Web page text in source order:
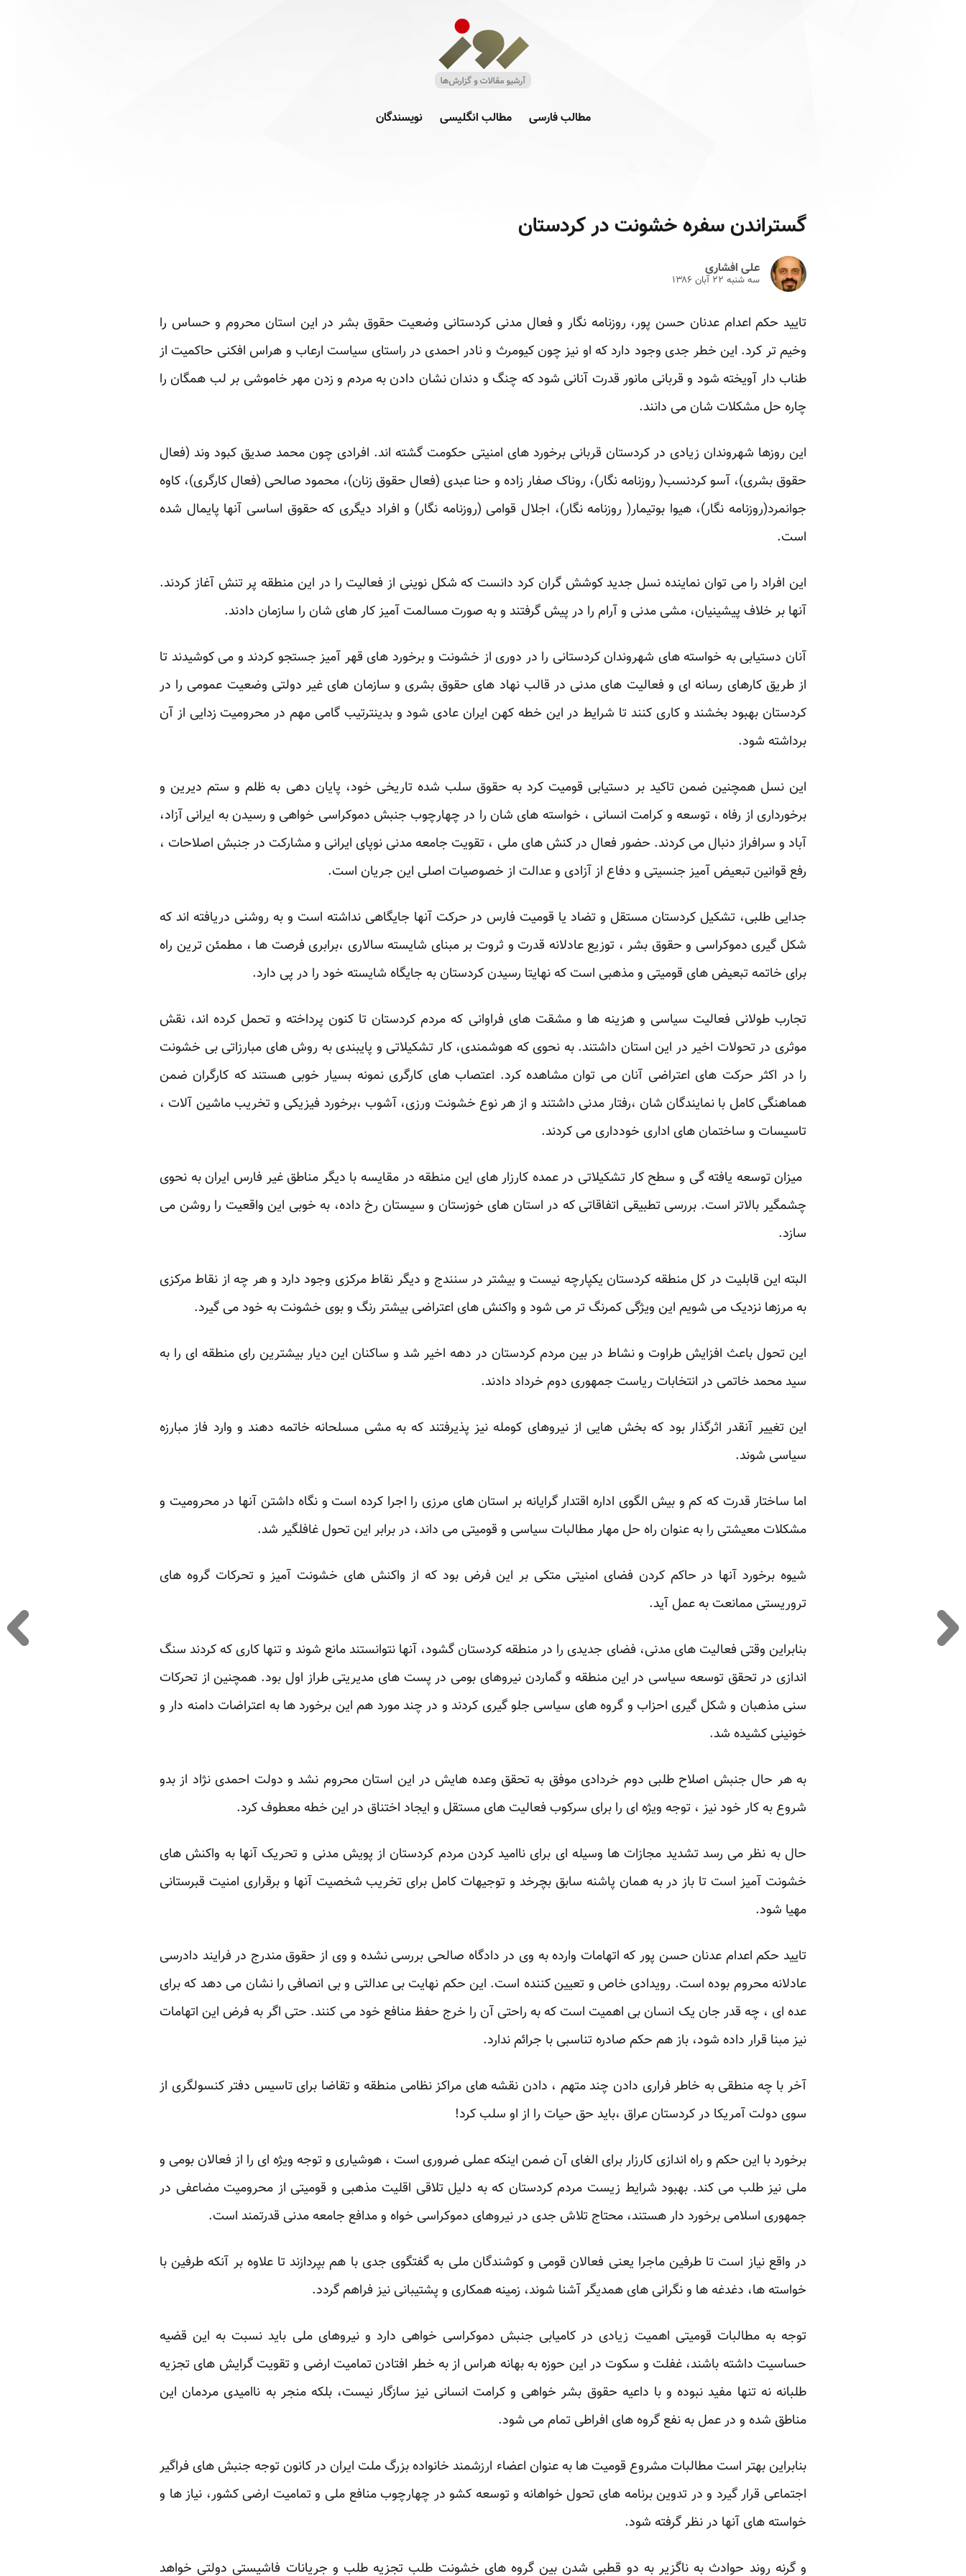
مطالب فارسی مطالب انگلیسی نویسندگان
گستراندن سفره خشونت در کردستان
علی افشاری
سه شنبه ۲۲ آبان ۱۳۸۶
تایید حکم اعدام عدنان حسن پور، روزنامه نگار و فعال مدنی کردستانی وضعیت حقوق بشر در این استان محروم ‏و حساس را
وخیم تر کرد. این خطر جدی وجود دارد که او نیز چون کیومرث و نادر احمدی در راستای سیاست ‏ارعاب و هراس افکنی حاکمیت از
طناب دار آویخته شود و قربانی مانور قدرت آنانی شود که چنگ و دندان نشان ‏دادن به مردم و زدن مهر خاموشی بر لب همگان را
چاره حل مشکلات شان می دانند.‏
این روزها شهروندان زیادی در کردستان قربانی برخورد های امنیتی حکومت گشته اند. افرادی چون محمد ‏صدیق کبود وند (فعال
حقوق بشری)، آسو کردنسب( روزنامه نگار)، روناک صفار زاده و حنا عبدی (فعال حقوق ‏زنان)، محمود صالحی (فعال کارگری)، کاوه
جوانمرد(روزنامه نگار)، هیوا بوتیمار( روزنامه نگار)، اجلال ‏قوامی (روزنامه نگار) و افراد دیگری که حقوق اساسی آنها پایمال شده
است.‏
این افراد را می توان نماینده نسل جدید کوشش گران کرد دانست که شکل نوینی از فعالیت را در این منطقه پر ‏تنش آغاز کردند.
آنها بر خلاف پیشینیان، مشی مدنی و آرام را در پیش گرفتند و به صورت مسالمت آمیز کار های ‏شان را سازمان دادند. ‏
آنان دستیابی به خواسته های شهروندان کردستانی را در دوری از خشونت و برخورد های قهر آمیز جستجو کردند ‏و می کوشیدند تا
از طریق کارهای رسانه ای و فعالیت های مدنی در قالب نهاد های حقوق بشری و سازمان های ‏غیر دولتی وضعیت عمومی را در
کردستان بهبود بخشند و کاری کنند تا شرایط در این خطه کهن ایران عادی ‏شود و بدینترتیب گامی مهم در محرومیت زدایی از آن
برداشته شود.‏
این نسل همچنین ضمن تاکید بر دستیابی قومیت کرد به حقوق سلب شده تاریخی خود، پایان دهی به ظلم و ستم ‏دیرین و
برخورداری از رفاه ، توسعه و کرامت انسانی ، خواسته های شان را در چهارچوب جنبش دموکراسی ‏خواهی و رسیدن به ایرانی آزاد،
آباد و سرافراز دنبال می کردند. حضور فعال در کنش های ملی ، تقویت جامعه ‏مدنی نوپای ایرانی و مشارکت در جنبش اصلاحات ،
رفع قوانین تبعیض آمیز جنسیتی و دفاع از آزادی و عدالت ‏از خصوصیات اصلی این جریان است.‏
جدایی طلبی، تشکیل کردستان مستقل و تضاد یا قومیت فارس در حرکت آنها جایگاهی نداشته است و به روشنی ‏دریافته اند که
شکل گیری دموکراسی و حقوق بشر ، توزیع عادلانه قدرت و ثروت بر مبنای شایسته سالاری ‏،برابری فرصت ها ، مطمئن ترین راه
برای خاتمه تبعیض های قومیتی و مذهبی است که نهایتا رسیدن کردستان ‏به جایگاه شایسته خود را در پی دارد.‏
تجارب طولانی فعالیت سیاسی و هزینه ها و مشقت های فراوانی که مردم کردستان تا کنون پرداخته و تحمل کرده ‏اند، نقش
موثری در تحولات اخیر در این استان داشتند. به نحوی که هوشمندی، کار تشکیلاتی و پایبندی به روش ‏های مبارزاتی بی خشونت
را در اکثر حرکت های اعتراضی آنان می توان مشاهده کرد. اعتصاب های کارگری ‏نمونه بسیار خوبی هستند که کارگران ضمن
هماهنگی کامل با نمایندگان شان ،رفتار مدنی داشتند و از هر نوع ‏خشونت ورزی، آشوب ،برخورد فیزیکی و تخریب ماشین آلات ،
تاسیسات و ساختمان های اداری خودداری می ‏کردند.‏
‏ میزان توسعه یافته گی و سطح کار تشکیلاتی در عمده کارزار های این منطقه در مقایسه با دیگر مناطق غیر ‏فارس ایران به نحوی
چشمگیر بالاتر است. بررسی تطبیقی اتفاقاتی که در استان های خوزستان و سیستان رخ ‏داده، به خوبی این واقعیت را روشن می
سازد. ‏
البته این قابلیت در کل منطقه کردستان یکپارچه نیست و بیشتر در سنندج و دیگر نقاط مرکزی وجود دارد و هر ‏چه از نقاط مرکزی
به مرزها نزدیک می شویم این ویژگی کمرنگ تر می شود و واکنش های اعتراضی بیشتر ‏رنگ و بوی خشونت به خود می گیرد.‏
این تحول باعث افزایش طراوت و نشاط در بین مردم کردستان در دهه اخیر شد و ساکنان این دیار بیشترین رای ‏منطقه ای را به
سید محمد خاتمی در انتخابات ریاست جمهوری دوم خرداد دادند. ‏
این تغییر آنقدر اثرگذار بود که بخش هایی از نیروهای کومله نیز پذیرفتند که به مشی مسلحانه خاتمه دهند و وارد ‏فاز مبارزه
سیاسی شوند.‏
اما ساختار قدرت که کم و بیش الگوی اداره اقتدار گرایانه بر استان های مرزی را اجرا کرده است و نگاه داشتن ‏آنها در محرومیت و
مشکلات معیشتی را به عنوان راه حل مهار مطالبات سیاسی و قومیتی می داند، در برابر این ‏تحول غافلگیر شد. ‏
شیوه برخورد آنها در حاکم کردن فضای امنیتی متکی بر این فرض بود که از واکنش های خشونت آمیز و ‏تحرکات گروه های
تروریستی ممانعت به عمل آید.‏
بنابراین وقتی فعالیت های مدنی، فضای جدیدی را در منطقه کردستان گشود، آنها نتوانستند مانع شوند و تنها کاری ‏که کردند سنگ
اندازی در تحقق توسعه سیاسی در این منطقه و گماردن نیروهای بومی در پست های مدیریتی ‏طراز اول بود. همچنین از تحرکات
سنی مذهبان و شکل گیری احزاب و گروه های سیاسی جلو گیری کردند و ‏در چند مورد هم این برخورد ها به اعتراضات دامنه دار و
خونینی کشیده شد. ‏
به هر حال جنبش اصلاح طلبی دوم خردادی موفق به تحقق وعده هایش در این استان محروم نشد و دولت احمدی ‏نژاد از بدو
شروع به کار خود نیز ، توجه ویژه ای را برای سرکوب فعالیت های مستقل و ایجاد اختناق در این ‏خطه معطوف کرد.‏
حال به نظر می رسد تشدید مجازات ها وسیله ای برای ناامید کردن مردم کردستان از پویش مدنی و تحریک آنها ‏به واکنش های
خشونت آمیز است تا باز در به همان پاشنه سابق بچرخد و توجیهات کامل برای تخریب شخصیت ‏آنها و برقراری امنیت قبرستانی
مهیا شود.‏
تایید حکم اعدام عدنان حسن پور که اتهامات وارده به وی در دادگاه صالحی بررسی نشده و وی از حقوق مندرج ‏در فرایند دادرسی
عادلانه محروم بوده است. رویدادی خاص و تعیین کننده است. این حکم نهایت بی عدالتی و بی ‏انصافی را نشان می دهد که برای
عده ای ، چه قدر جان یک انسان بی اهمیت است که به راحتی آن را خرج ‏حفظ منافع خود می کنند. حتی اگر به فرض این اتهامات
نیز مبنا قرار داده شود، باز هم حکم صادره تناسبی با ‏جرائم ندارد.‏
آخر با چه منطقی به خاطر فراری دادن چند متهم ، دادن نقشه های مراکز نظامی منطقه و تقاضا برای تاسیس ‏دفتر کنسولگری از
سوی دولت آمریکا در کردستان عراق ،باید حق حیات را از او سلب کرد! ‏
برخورد با این حکم و راه اندازی کارزار برای الغای آن ضمن اینکه عملی ضروری است ، هوشیاری و توجه ‏ویژه ای را از فعالان بومی و
ملی نیز طلب می کند. بهبود شرایط زیست مردم کردستان که به دلیل تلاقی اقلیت ‏مذهبی و قومیتی از محرومیت مضاعفی در
جمهوری اسلامی برخورد دار هستند، محتاج تلاش جدی در نیروهای ‏دموکراسی خواه و مدافع جامعه مدنی قدرتمند است.‏
در واقع نیاز است تا طرفین ماجرا یعنی فعالان قومی و کوشندگان ملی به گفتگوی جدی با هم بپردازند تا علاوه ‏بر آنکه طرفین با
خواسته ها، دغدغه ها و نگرانی های همدیگر آشنا شوند، زمینه همکاری و پشتیبانی نیز فراهم ‏گردد.‏
توجه به مطالبات قومیتی اهمیت زیادی در کامیابی جنبش دموکراسی خواهی دارد و نیروهای ملی باید نسبت به ‏این قضیه
حساسیت داشته باشند، غفلت و سکوت در این حوزه به بهانه هراس از به خطر افتادن تمامیت ارضی و ‏تقویت گرایش های تجزیه
طلبانه نه تنها مفید نبوده و با داعیه حقوق بشر خواهی و کرامت انسانی نیز سازگار ‏نیست، بلکه منجر به ناامیدی مردمان این
مناطق شده و در عمل به نفع گروه های افراطی تمام می شود.‏
بنابراین بهتر است مطالبات مشروع قومیت ها به عنوان اعضاء ارزشمند خانواده بزرگ ملت ایران در کانون ‏توجه جنبش های فراگیر
اجتماعی قرار گیرد و در تدوین برنامه های تحول خواهانه و توسعه کشو در چهارچوب ‏منافع ملی و تمامیت ارضی کشور، نیاز ها و
خواسته های آنها در نظر گرفته شود.‏
و گرنه روند حوادث به ناگزیر به دو قطبی شدن بین گروه های خشونت طلب تجزیه طلب و جریانات فاشیستی ‏دولتی خواهد